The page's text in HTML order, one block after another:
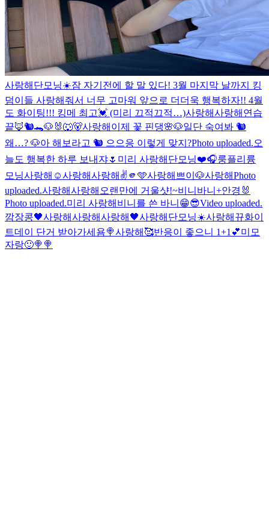
사랑해 단모닝☀️잠 자기전에 할 말 있다! 3월 마지막 날까지 킹
덤이들 사랑해줘서 너무 고마워 앞으로 더더욱 행복하자!! 4월
도 화이팅!!! 킹메 최고💓 (미리 끄적끄적…)사랑해사랑해 연습
끝🦊🐿️🐊🐶🐰🐺🐻사랑해 이제 꽃 핀댕🌸🐶일단 숙여봐 🐿️
왜…? 🐶아 해보라고 🐿️ 으으응 이렇게 맞지?Photo uploaded.오
늘도 행복한 하루 보내쟈🌷 미리 사랑해 단모닝❤️🎧룽플리 륭
모닝사랑해 ☺️사랑해사랑해 ✌️🫵🩵사랑해 쁘이 🐶사랑해Photo
uploaded.사랑해사랑해 오랜만에 거울샷!~비니바니+안경🐰
Photo uploaded.미리 사랑해 비니를 쓴 바니😁😎Video uploaded.
깜장콩🖤사랑해사랑해사랑해 🖤사랑해 단모닝☀️사랑해 뀨화이
트데이 단거 받아가세욤🍭사랑해🥰반응이 좋으니 1+1💕미모
자랑🙂🍭 🍭